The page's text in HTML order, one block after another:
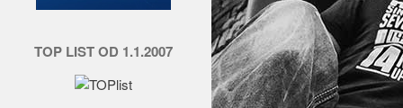
TOP LIST OD 1.1.2007